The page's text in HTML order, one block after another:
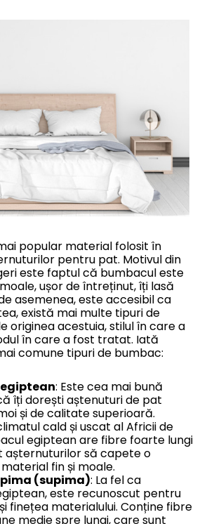
popular material folosit în
pentru pat. Motivul din
este faptul că bumbacul este
ușor de întreținut, îți lasă
asemenea, este accesibil ca
există mai multe tipuri de
originea acestuia, stilul în care a
în care a fost tratat. Iată
comune tipuri de bumbac:
: Este cea mai bună
îți dorești aștenuturi de pat
și de calitate superioară.
cald și uscat al Africii de
egiptean are fibre foarte lungi
așternuturilor să capete o
fin și moale.
(supima): La fel ca
este recunoscut pentru
finețea materialului. Conține fibre
medie spre lungi, care sunt